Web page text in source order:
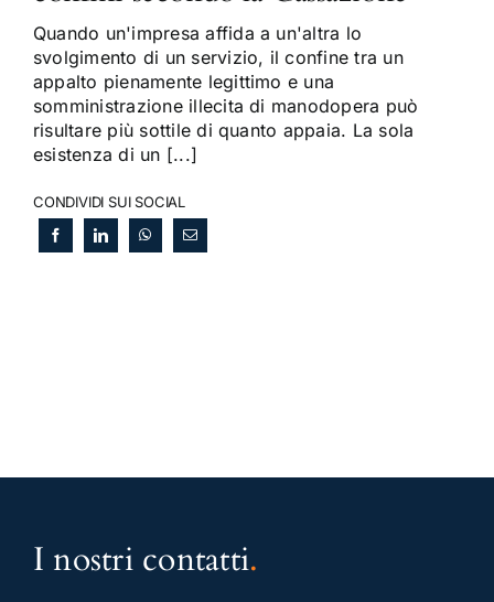
Quando un'impresa affida a un'altra lo
svolgimento di un servizio, il confine tra un
appalto pienamente legittimo e una
somministrazione illecita di manodopera può
risultare più sottile di quanto appaia. La sola
esistenza di un [...]
CONDIVIDI SUI SOCIAL
I nostri contatti.